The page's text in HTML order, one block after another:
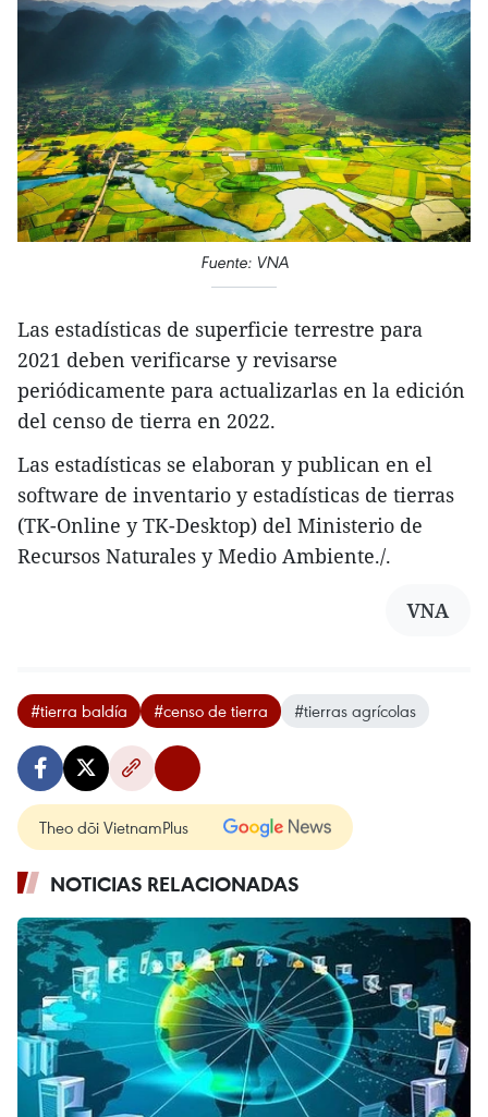
Fuente: VNA
Las estadísticas de superficie terrestre para
2021 deben verificarse y revisarse
periódicamente para actualizarlas en la edición
del censo de tierra en 2022.
Las estadísticas se elaboran y publican en el
software de inventario y estadísticas de tierras
(TK-Online y TK-Desktop) del Ministerio de
Recursos Naturales y Medio Ambiente./.
VNA
#tierra baldía #censo de tierra #tierras agrícolas
Theo dõi VietnamPlus
NOTICIAS RELACIONADAS